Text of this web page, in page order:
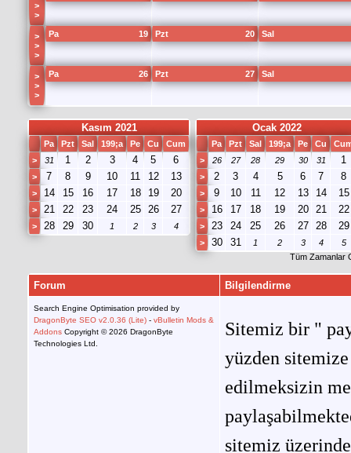
>
>
>
>
>
19
Pa 20
Pzt Sal
>
>
>
26
Pa 27
Pzt Sal
Kasım 2021
Pa Pzt Sal 199;a Pe Cu
Cum
>
31 1 2 3 4 5 6
> 7 8 9 10 11 12 13
> 14 15 16 17 18 19 20
> 21 22 23 24 25 26 27
> 28 29 30 1 2 3 4
Ocak 2022
Pa Pzt Sal 199;a Pe Cu
>
26 27 28 29 30 31 1
> 2 3 4 5 6 7 8
> 9 10 11 12 13 14 15
> 16 17 18 19 20 21 22
> 23 24 25 26 27 28 29
> 30 31 1 2 3 4
5
Tüm Zamanlar
Forum Bilgilendirme
Search Engine Optimisation provided by
DragonByte SEO v2.0.36 (Lite) - vBulletin Mods &
Addons Copyright © 2026 DragonByte
Technologies Ltd.
Sitemiz bir "
yüzden
edilmeksizin
sitemiz